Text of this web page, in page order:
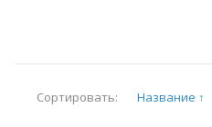
Сортировать: Название ↑